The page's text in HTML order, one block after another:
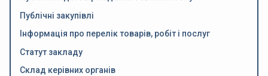
Публічні закупівлі
Інформація про перелік товарів, робіт і послуг
Статут закладу
Склад керівних органів